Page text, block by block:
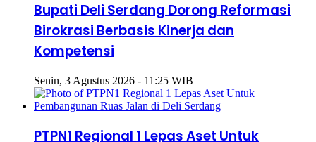
Bupati Deli Serdang Dorong Reformasi
Birokrasi Berbasis Kinerja dan
Kompetensi
Senin, 3 Agustus 2026 - 11:25 WIB
PTPN1 Regional 1 Lepas Aset Untuk